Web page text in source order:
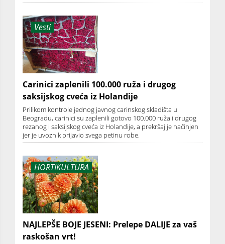
Vesti
Carinici zaplenili 100.000 ruža i drugog
saksijskog cveća iz Holandije
Prilikom kontrole jednog javnog carinskog skladišta u
Beogradu, carinici su zaplenili gotovo 100.000 ruža i drugog
rezanog i saksijskog cveća iz Holandije, a prekršaj je načinjen
jer je uvoznik prijavio svega petinu robe.
HORTIKULTURA
NAJLEPŠE BOJE JESENI: Prelepe DALIJE za vaš
raskošan vrt!